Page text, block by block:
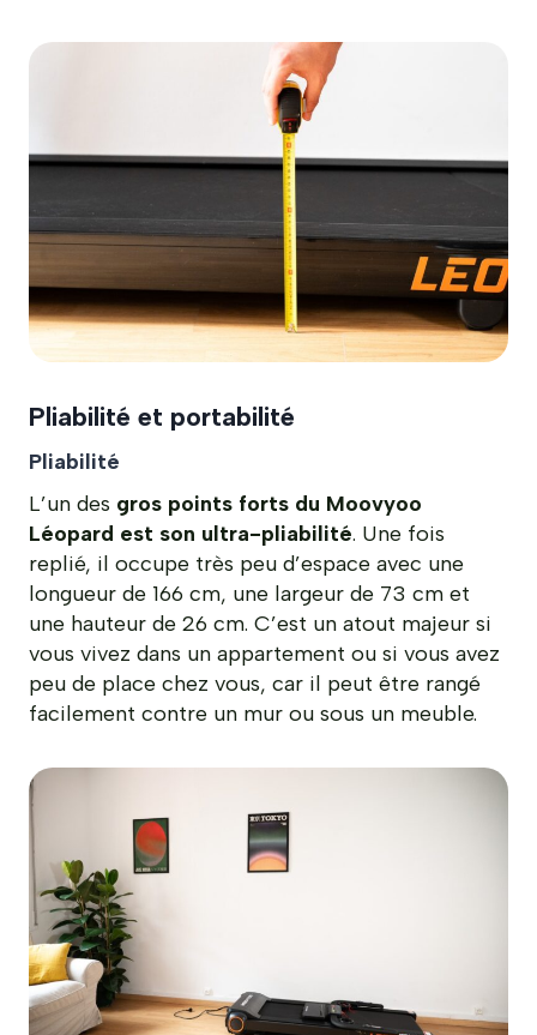
Pliabilité et portabilité
Pliabilité
L’un des gros points forts du Moovyoo
Léopard est son ultra-pliabilité. Une fois
replié, il occupe très peu d’espace avec une
longueur de 166 cm, une largeur de 73 cm et
une hauteur de 26 cm. C’est un atout majeur si
vous vivez dans un appartement ou si vous avez
peu de place chez vous, car il peut être rangé
facilement contre un mur ou sous un meuble.